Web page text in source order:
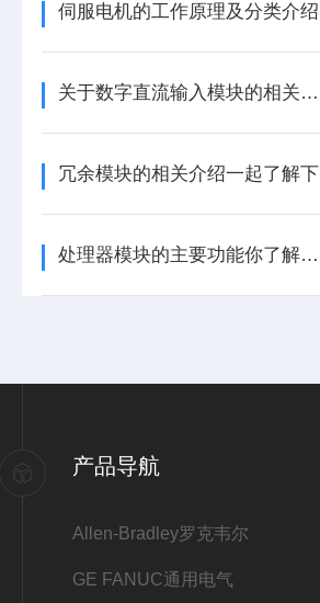
伺服电机的工作原理及分类介绍
关于数字直流输入模块的相关介绍
冗余模块的相关介绍一起了解下
处理器模块的主要功能你了解多少呢
产品导航
Allen-Bradley罗克韦尔
GE FANUC通用电气